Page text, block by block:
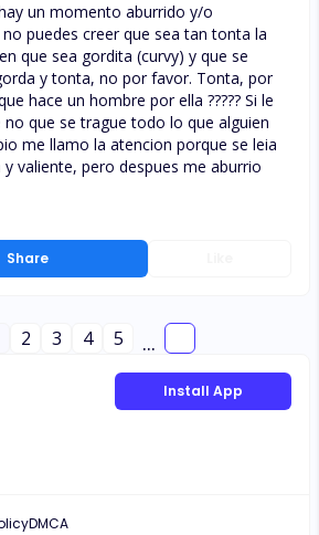
Share
un momento aburrido y/o
puedes creer que sea tan tonta la
que sea gordita (curvy) y que se
y tonta, no por favor. Tonta, por
hace un hombre por ella ????? Si le
que se trague todo lo que alguien
me llamo la atencion porque se leia
valiente, pero despues me aburrio
2 3 4 5 ...
Install App
DMCA